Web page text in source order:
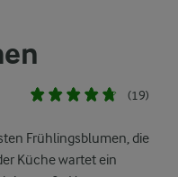
(19)
Frühlingsblumen, die
Küche wartet ein